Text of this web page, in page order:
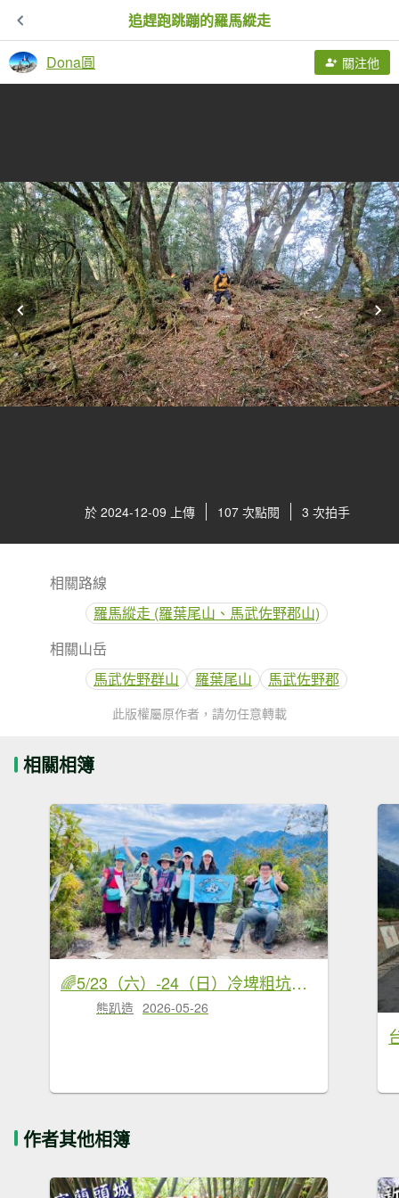
追趕跑跳蹦的羅馬縱走
Dona圓 關注他
於 2024-12-09 上傳 107 次點閱 3 次拍手
相關路線
羅馬縱走 (羅葉尾山、馬武佐野郡山)
相關山岳
馬武佐野群山
羅葉尾山 馬武佐野郡
此版權屬原作者，請勿任意轉載
相關相簿
🌈5/23（六）-24（日）冷埤粗坑山×羅馬縱走FB：熊熊趴爬走(富裕登山社)🌈
熊趴造 2026-05-26
作者其他相簿